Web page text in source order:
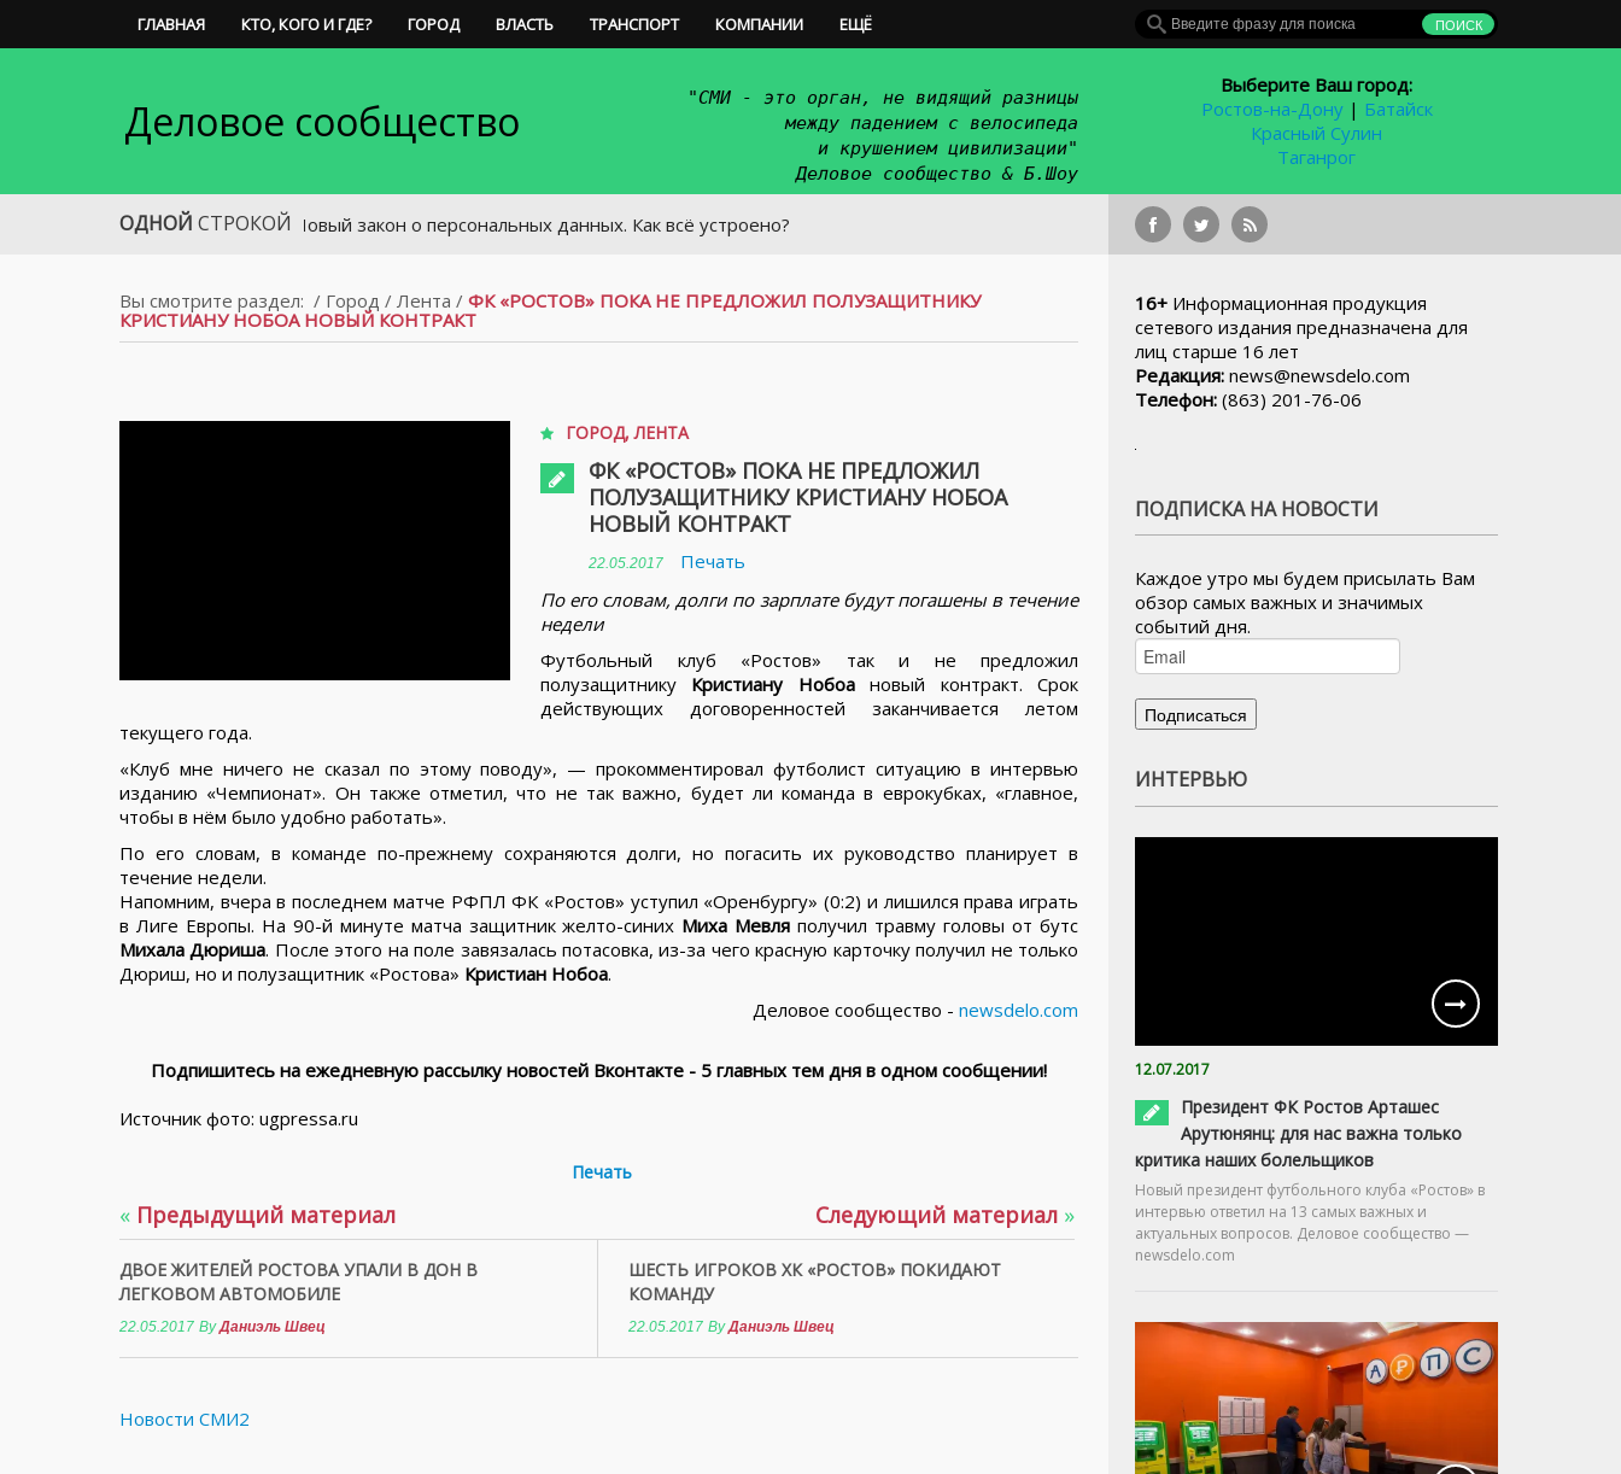
ГЛАВНАЯ КТО, КОГО И ГДЕ? ГОРОД ВЛАСТЬ ТРАНСПОРТ КОМПАНИИ ЕЩЁ
Деловое сообщество
"СМИ - это орган, не видящий разницы
между падением с велосипеда
и крушением цивилизации"
Деловое сообщество & Б.Шоу
Выберите Ваш город:
Ростов-на-Дону| Батайск
Красный Сулин
Таганрог
ОДНОЙ СТРОКОЙ
Новый закон о персональных данных. Как всё устроено?
Вы смотрите раздел: / Город / Лента / ФК «РОСТОВ» ПОКА НЕ ПРЕДЛОЖИЛ ПОЛУЗАЩИТНИКУ
КРИСТИАНУ НОБОА НОВЫЙ КОНТРАКТ
ГОРОД,ЛЕНТА
ФК «РОСТОВ» ПОКА НЕ ПРЕДЛОЖИЛ
ПОЛУЗАЩИТНИКУ КРИСТИАНУ НОБОА
НОВЫЙ КОНТРАКТ
22.05.2017
Печать
По его словам, долги по зарплате будут погашены в течение
недели
Футбольный клуб «Ростов» так и не предложил
полузащитнику Кристиану Нобоановый контракт. Срок
действующих договоренностей заканчивается летом
текущего года.
«Клуб мне ничего не сказал по этому поводу», — прокомментировал футболист ситуацию в интервью
изданию «Чемпионат». Он также отметил, что не так важно, будет ли команда в еврокубках, «главное,
чтобы в нём было удобно работать».
По его словам, в команде по-прежнему сохраняются долги, но погасить их руководство планирует в
течение недели.
Напомним, вчера в последнем матче РФПЛ ФК «Ростов» уступил «Оренбургу» (0:2) и лишился права играть
в Лиге Европы. На 90-й минуте матча защитник желто-синих Миха Мевля получил травму головы от бутс
Михала Дюриша. После этого на поле завязалась потасовка, из-за чего красную карточку получил не только
Дюриш, но и полузащитник «Ростова» Кристиан Нобоа.
Деловое сообщество - newsdelo.com
Подпишитесь на ежедневную рассылку новостей Вконтакте - 5 главных тем дня в одном сообщении!
Источник фото: ugpressa.ru
Печать
« Предыдущий материал
ДВОЕ ЖИТЕЛЕЙ РОСТОВА УПАЛИ В ДОН В
ЛЕГКОВОМ АВТОМОБИЛЕ
22.05.2017 ByДаниэль Швец
Следующий материал »
ШЕСТЬ ИГРОКОВ ХК «РОСТОВ» ПОКИДАЮТ
КОМАНДУ
22.05.2017 ByДаниэль Швец
Новости СМИ2
16+ Информационная продукция
сетевого издания предназначена для
лиц старше 16 лет
Редакция: news@newsdelo.com
Телефон: (863) 201-76-06
ПОДПИСКА НА НОВОСТИ
Каждое утро мы будем присылать Вам
обзор самых важных и значимых
событий дня.
ИНТЕРВЬЮ
12.07.2017
Президент ФК Ростов Арташес
Арутюнянц: для нас важна только
критика наших болельщиков
Новый президент футбольного клуба «Ростов» в
интервью ответил на 13 самых важных и
актуальных вопросов. Деловое сообщество —
newsdelo.com